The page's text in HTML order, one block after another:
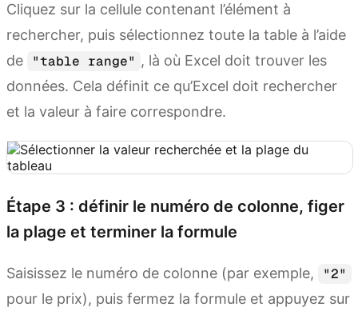
Cliquez sur la cellule contenant l’élément à
rechercher, puis sélectionnez toute la table à l’aide
de
"table range" , là où Excel doit trouver les
données. Cela définit ce qu’Excel doit rechercher
et la valeur à faire correspondre.
Étape 3 : définir le numéro de colonne, figer
la plage et terminer la formule
Saisissez le numéro de colonne (par exemple,
"2"
pour le prix), puis fermez la formule et appuyez sur